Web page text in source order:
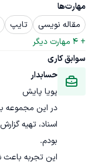
مهارت‌ها
مقاله نویسی
تایپ
+
4 مهارت دیگر
سوابق کاری
حسابدار
پویا پایش